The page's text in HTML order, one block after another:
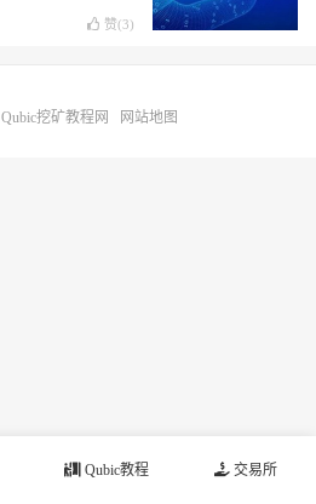
赞(3)
Qubic教程 交易所
Qubic挖矿教程网 网站地图